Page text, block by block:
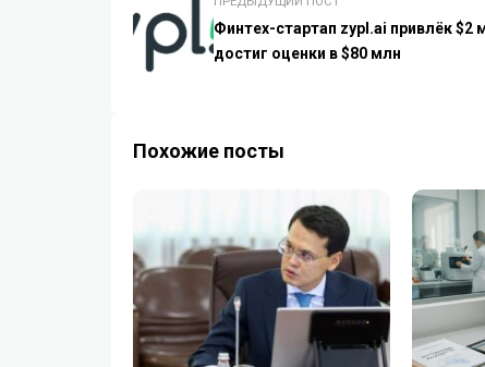
Финтех-стартап zypl.ai привлёк $2
достиг оценки в $80 млн
Похожие посты